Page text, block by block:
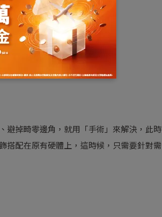
避掉畸零邊角，就用「手術」來解決，此時
搭配在原有硬體上，這時候，只需要針對需